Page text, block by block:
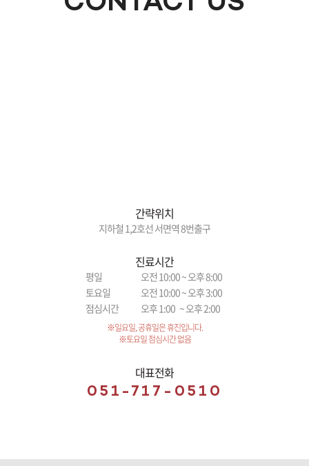
간략위치
지하철 1,2호선 서면역 8번출구
진료시간
평일
오전 10:00 ~ 오후 8:00
토요일
오전 10:00 ~ 오후 3:00
점심시간
오후 1:00 ~ 오후 2:00
※일요일, 공휴일은 휴진입니다.
※토요일 점심시간 없음
대표전화
051-717-0510